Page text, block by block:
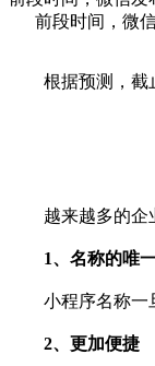
前段时间，微信
根据预测，截止
越来越多的企业
1、名称的唯
小程序名称一旦
2、更加便捷